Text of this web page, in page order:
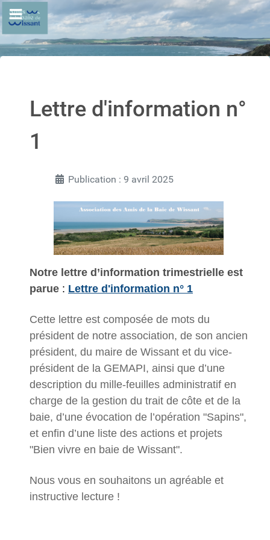
Lettre d'information n°
1
Publication : 9 avril 2025
Notre lettre d’information trimestrielle est
parue : Lettre d'information n° 1
Cette lettre est composée de mots du
président de notre association, de son ancien
président, du maire de Wissant et du vice-
président de la GEMAPI, ainsi que d’une
description du mille-feuilles administratif en
charge de la gestion du trait de côte et de la
baie, d’une évocation de l’opération "Sapins",
et enfin d’une liste des actions et projets
"Bien vivre en baie de Wissant".
Nous vous en souhaitons un agréable et
instructive lecture !